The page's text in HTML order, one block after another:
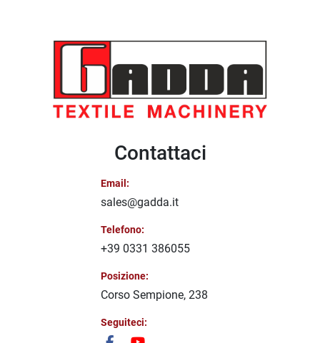
Contattaci
Email:
sales@gadda.it
Telefono:
+39 0331 386055
Posizione:
Corso Sempione, 238
Seguiteci: